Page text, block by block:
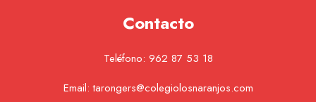
Contacto
Teléfono: 962 87 53 18
Email:tarongers@colegiolosnaranjos.com